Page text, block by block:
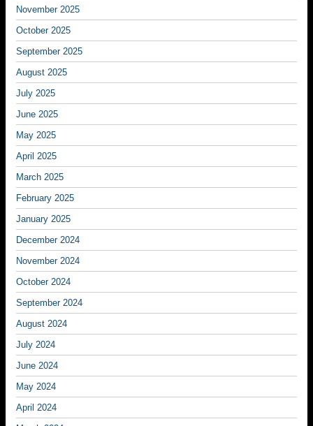
November 2025
October 2025
September 2025
August 2025
July 2025
June 2025
May 2025
April 2025
March 2025
February 2025
January 2025
December 2024
November 2024
October 2024
September 2024
August 2024
July 2024
June 2024
May 2024
April 2024